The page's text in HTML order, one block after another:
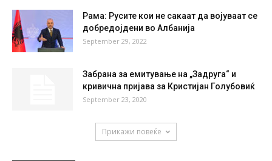
Рама: Русите кои не сакаат да војуваат се
добредојдени во Албанија
September 29, 2022
Забрана за емитување на „Задруга“ и
кривична пријава за Кристијан Голубовиќ
September 23, 2020
Прикажи повеќе